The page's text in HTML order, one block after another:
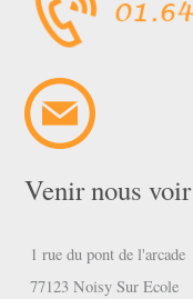
Venir nous voir
1 rue du pont de l'arcade
77123 Noisy Sur Ecole